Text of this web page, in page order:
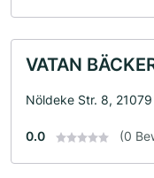
VATAN
Nöldeke Str. 8,
0.0 (0